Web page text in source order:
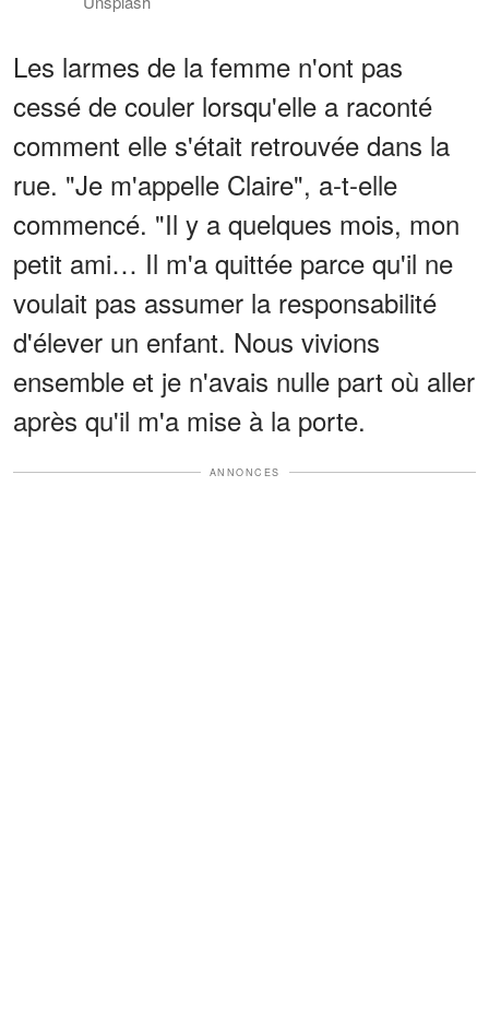
Les larmes de la femme n'ont pas
cessé de couler lorsqu'elle a raconté
comment elle s'était retrouvée dans la
rue. "Je m'appelle Claire", a-t-elle
commencé. "Il y a quelques mois, mon
petit ami… Il m'a quittée parce qu'il ne
voulait pas assumer la responsabilité
d'élever un enfant. Nous vivions
ensemble et je n'avais nulle part où aller
après qu'il m'a mise à la porte.
ANNONCES